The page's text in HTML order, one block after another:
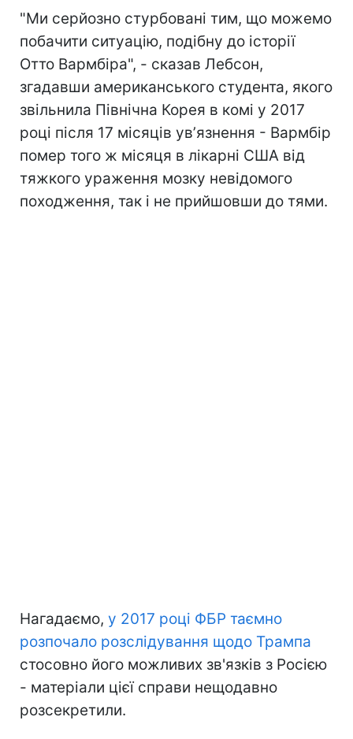
"Ми серйозно стурбовані тим, що можемо
побачити ситуацію, подібну до історії
Отто Вармбіра", - сказав Лебсон,
згадавши американського студента, якого
звільнила Північна Корея в комі у 2017
році після 17 місяців увʼязнення - Вармбір
помер того ж місяця в лікарні США від
тяжкого ураження мозку невідомого
походження, так і не прийшовши до тями.
Нагадаємо, у 2017 році ФБР таємно
розпочало розслідування щодо Трампа
стосовно його можливих зв'язків з Росією
- матеріали цієї справи нещодавно
розсекретили.